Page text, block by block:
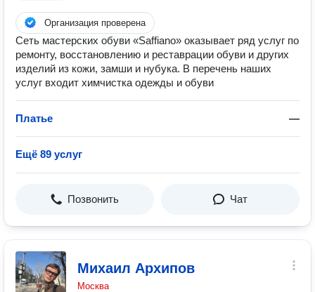
Организация проверена
Сеть мастерских обуви «Saffiano» оказывает ряд услуг по
ремонту, восстановлению и реставрации обуви и других
изделий из кожи, замши и нубука. В перечень наших
услуг входит химчистка одежды и обуви
Платье —
Ещё 89 услуг
Позвонить Чат
Михаил Архипов
Москва